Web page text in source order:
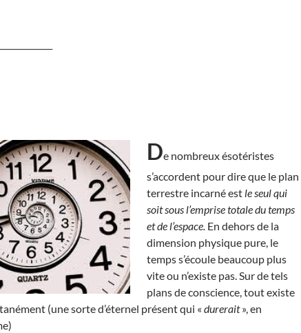
De nombreux ésotéristes
s’accordent pour dire que le plan
terrestre incarné est le seul qui
soit sous l’emprise totale du temps
et de l’espace. En dehors de la
dimension physique pure, le
temps s’écoule beaucoup plus
vite ou n’existe pas. Sur de tels
plans de conscience, tout existe
(une sorte d’éternel présent qui « durerait», en